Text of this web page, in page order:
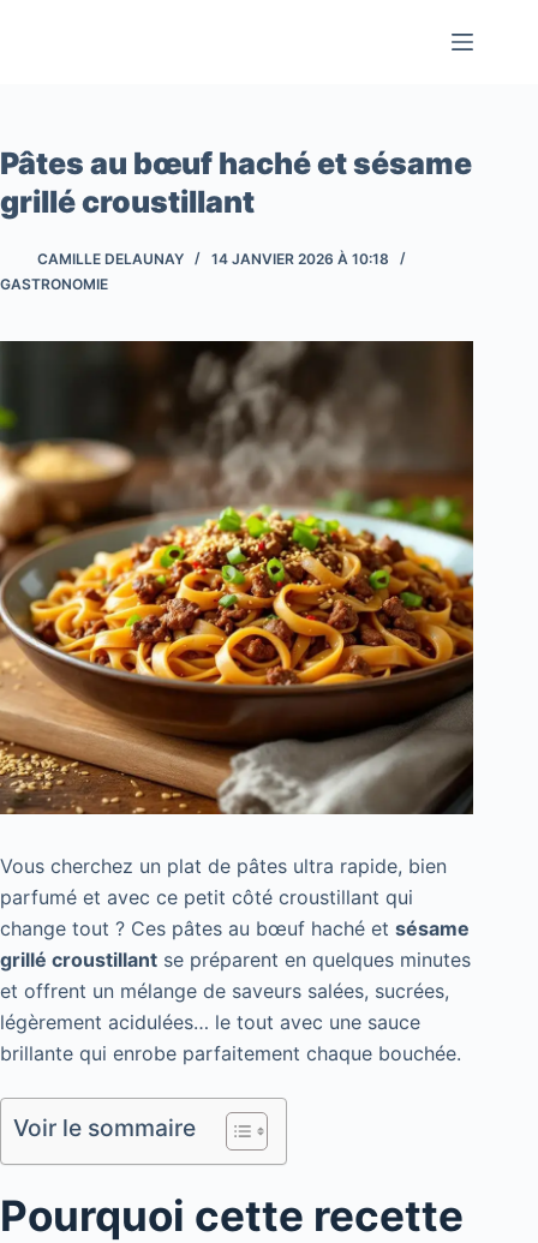
Pâtes au bœuf haché et sésame
grillé croustillant
CAMILLE DELAUNAY
14 JANVIER 2026 À 10:18
GASTRONOMIE
Vous cherchez un plat de pâtes ultra rapide, bien
parfumé et avec ce petit côté croustillant qui
change tout ? Ces pâtes au bœuf haché et sésame
grillé croustillant se préparent en quelques minutes
et offrent un mélange de saveurs salées, sucrées,
légèrement acidulées… le tout avec une sauce
brillante qui enrobe parfaitement chaque bouchée.
Voir le sommaire
Pourquoi cette recette